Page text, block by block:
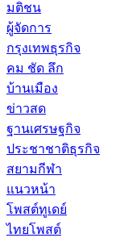
มติชน
ผู้จัดการ
กรุงเทพธุรกิจ
คม ชัด ลึก
บ้านเมือง
ข่าวสด
ฐานเศรษฐกิจ
ประชาชาติธุรกิจ
สยามกีฬา
แนวหน้า
โพสต์ทูเดย์
ไทยโพสต์